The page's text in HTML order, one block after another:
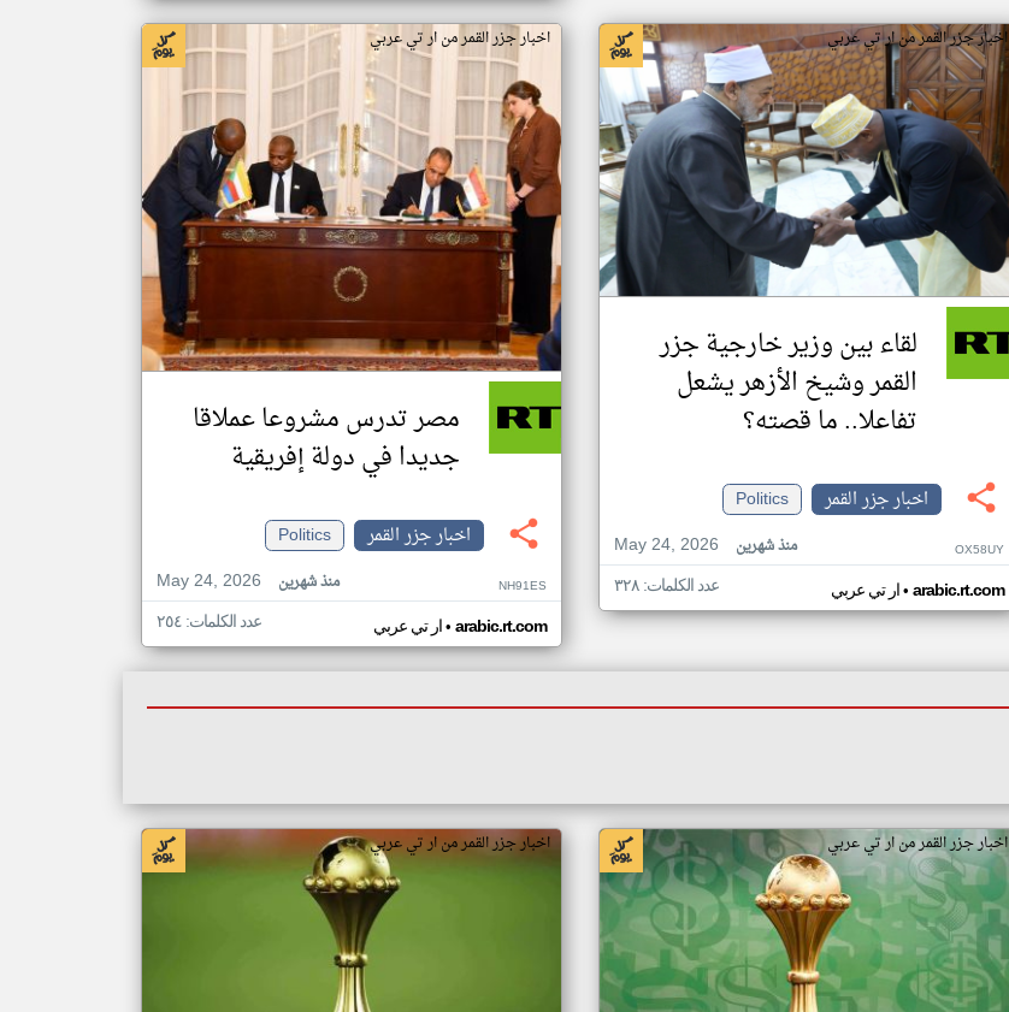
اخبار جزر القمر من ار تي عربي
لقاء بين وزير خارجية جزر
القمر وشيخ الأزهر يشعل
تفاعلا.. ما قصته؟
اخبار جزر القمر
Politics
May 24, 2026
منذ شهرين OX58UY
ار تي عربي• arabic.rt.com عدد الكلمات: ٣٢٨
اخبار جزر القمر من ار تي عربي
مصر تدرس مشروعا عملاقا
جديدا في دولة إفريقية
اخبار جزر القمر
Politics
May 24, 2026
منذ شهرين NH91ES
ار تي عربي• arabic.rt.com عدد الكلمات: ٢٥٤
اخبار جزر القمر من ار تي عربي اخبار جزر القمر من ار تي عربي